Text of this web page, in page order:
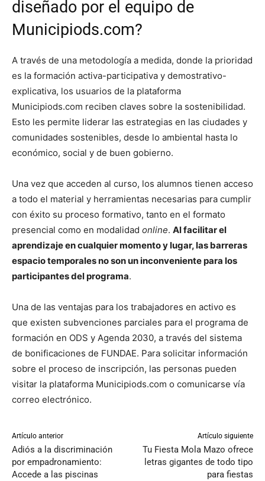
diseñado por el equipo de
Municipiods.com?
A través de una metodología a medida, donde la prioridad
es la formación activa-participativa y demostrativo-
explicativa, los usuarios de la plataforma
Municipiods.com reciben claves sobre la sostenibilidad.
Esto les permite liderar las estrategias en las ciudades y
comunidades sostenibles, desde lo ambiental hasta lo
económico, social y de buen gobierno.
Una vez que acceden al curso, los alumnos tienen acceso
a todo el material y herramientas necesarias para cumplir
con éxito su proceso formativo, tanto en el formato
presencial como en modalidad online. Al facilitar el
aprendizaje en cualquier momento y lugar, las barreras
espacio temporales no son un inconveniente para los
participantes del programa.
Una de las ventajas para los trabajadores en activo es
que existen subvenciones parciales para el programa de
formación en ODS y Agenda 2030, a través del sistema
de bonificaciones de FUNDAE. Para solicitar información
sobre el proceso de inscripción, las personas pueden
visitar la plataforma Municipiods.com o comunicarse vía
correo electrónico.
Artículo anterior
Adiós a la discriminación
por empadronamiento:
Accede a las piscinas
Artículo siguiente
Tu Fiesta Mola Mazo ofrece
letras gigantes de todo tipo
para fiestas